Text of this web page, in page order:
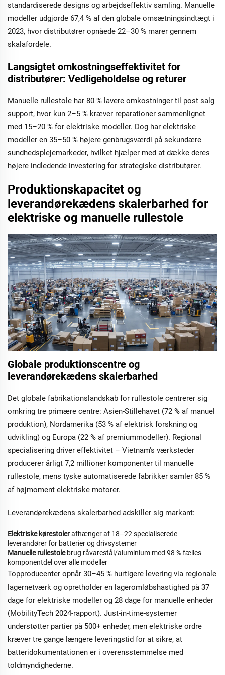
standardiserede designs og arbejdseffektiv samling. Manuelle
modeller udgjorde 67,4 % af den globale omsætningsindtægt i
2023, hvor distributører opnåede 22–30 % marer gennem
skalafordele.
Langsigtet omkostningseffektivitet for
distributører: Vedligeholdelse og returer
Manuelle rullestole har 80 % lavere omkostninger til post salg
support, hvor kun 2–5 % kræver reparationer sammenlignet
med 15–20 % for elektriske modeller. Dog har elektriske
modeller en 35–50 % højere genbrugsværdi på sekundære
sundhedsplejemarkeder, hvilket hjælper med at dække deres
højere indledende investering for strategiske distributører.
Produktionskapacitet og
leverandørekædens skalerbarhed for
elektriske og manuelle rullestole
Globale produktionscentre og
leverandørekædens skalerbarhed
Det globale fabrikationslandskab for rullestole centrerer sig
omkring tre primære centre: Asien-Stillehavet (72 % af manuel
produktion), Nordamerika (53 % af elektrisk forskning og
udvikling) og Europa (22 % af premiummodeller). Regional
specialisering driver effektivitet – Vietnam's værksteder
producerer årligt 7,2 millioner komponenter til manuelle
rullestole, mens tyske automatiserede fabrikker samler 85 %
af højmoment elektriske motorer.
Leverandørekædens skalerbarhed adskiller sig markant:
Elektriske kørestolerafhænger af 18–22 specialiserede
leverandører for batterier og drivsystemer
Manuelle rullestolebrug råvarestål/aluminium med 98 % fælles
komponentdel over alle modeller
Topproducenter opnår 30–45 % hurtigere levering via regionale
lagernetværk og opretholder en lageromløbshastighed på 37
dage for elektriske modeller og 28 dage for manuelle enheder
(MobilityTech 2024-rapport). Just-in-time-systemer
understøtter partier på 500+ enheder, men elektriske ordre
kræver tre gange længere leveringstid for at sikre, at
batteridokumentationen er i overensstemmelse med
toldmyndighederne.